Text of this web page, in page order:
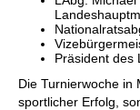
Präsident des
Die Turnierwoche in
sportlicher Erfolg,